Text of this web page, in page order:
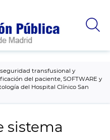
transfusional y
del paciente, SOFTWARE y
del Hospital Clínico San
sistema